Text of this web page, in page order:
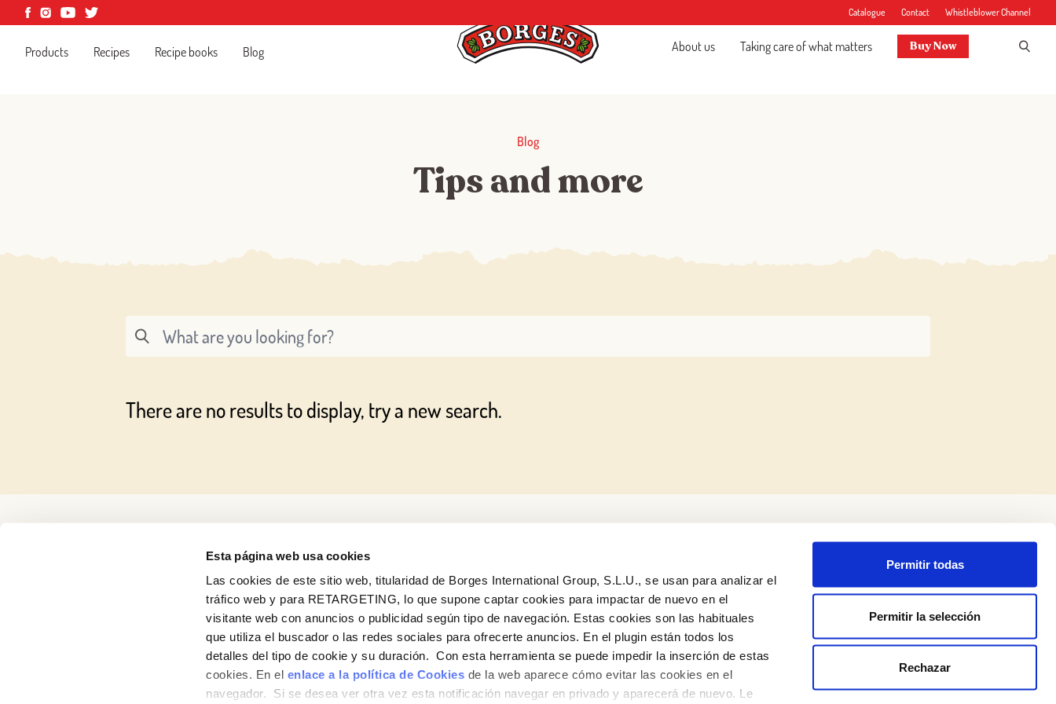
Esta página web usa cookies
Las cookies de este sitio web, titularidad de Borges International Group, S.L.U., se usan para analizar el
tráfico web y para RETARGETING, lo que supone captar cookies para impactar de nuevo en el
visitante web con anuncios o publicidad según tipo de navegación. Estas cookies son las habituales
que utiliza el buscador o las redes sociales para ofrecerte anuncios. En el plugin están todos los
detalles del tipo de cookie y su duración. Con esta herramienta se puede impedir la inserción de estas
cookies. En el enlace a la política de Cookies de la web aparece cómo evitar las cookies en el
navegador. Si se desea ver otra vez esta notificación navegar en privado y aparecerá de nuevo. Le
Permitir todas
Permitir la selección
Rechazar
Catalogue Contact Whistleblower Channel
Products Recipes Recipe books Blog About us Taking care of what matters Buy Now
Blog
Tips and more
There are no results to display, try a new search.
Legal Notice
Privacy Policy
Cookie Policy
Log in with Google